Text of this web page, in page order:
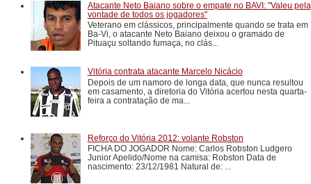
Atacante Neto Baiano sobre o empate no BAVI: "Valeu pela
vontade de todos os jogadores"
Veterano em clássicos, principalmente quando se trata em
Ba-Vi, o atacante Neto Baiano deixou o gramado de
Pituaçu soltando fumaça, no clás...
Vitória contrata atacante Marcelo Nicácio
Depois de um namoro de longa data, que nunca resultou
em casamento, a diretoria do Vitória acertou nesta quarta-
feira a contratação de ma...
Reforço do Vitória 2012: volante Robston
FICHA DO JOGADOR Nome: Carlos Robston Ludgero
Junior Apelido/Nome na camisa: Robston Data de
nascimento: 23/12/1981 Natural de: ...